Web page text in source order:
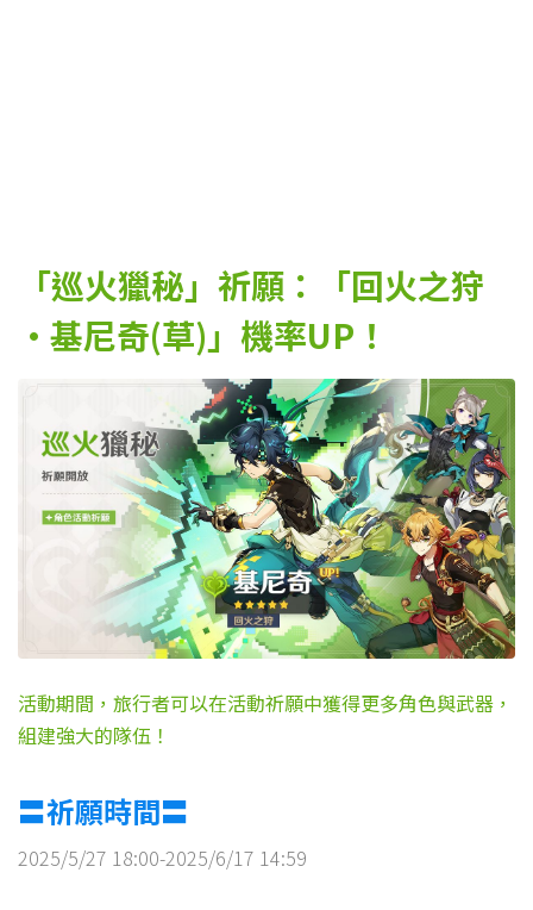
「巡火獵秘」祈願：「回火之狩
·基尼奇(草)」機率UP！
活動期間，旅行者可以在活動祈願中獲得更多角色與武器，
組建強大的隊伍！
〓祈願時間〓
2025/5/27 18:00-2025/6/17 14:59